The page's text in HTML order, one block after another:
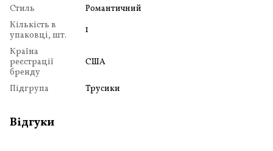
Стиль
Романтичний
Кількість в
упаковці, шт.
1
Країна
реєстрації
бренду
США
Підгрупа Трусики
Відгуки